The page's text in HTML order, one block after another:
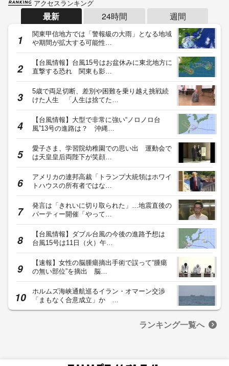
アクセスランキング
最新 24時間 週間
関東甲信地方では「警報級の大雨」となる地域
や期間が拡大する可能性…
【台風情報】台風15号はお盆休みに東北地方に
直撃する恐れ 関東も影…
5歳で両足切断、差別や困難を乗り越え挑戦続
けた人生 「人生は捨てた…
【台風情報】大型で非常に強い“ノロノロ台
風”13号の進路は？ 沖縄…
愛子さま、学習院幼稚園での思い出 運動会で
は天皇皇后両陛下が笑顔…
アメリカの連邦高裁「トランプ大統領はホワイ
トハウスの所有者ではな…
発言は「きれいに切り取られた」…地震直後の
パーティー開催「やって…
【台風情報】ダブル台風の今後の進路予想は
台風15号は11日（火）午…
【速報】女性の脳腫瘍摘出手術で誤って“腫瘍
の無い部位”を摘出 脳…
ホルムズ海峡通航巡るイラン・オマーン交渉
「まもなく合意成立」か …
ランキング一覧へ